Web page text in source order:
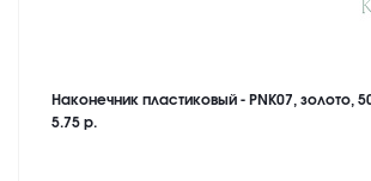
Наконечник пластиковый - PNK07, золото,
5.75 р.